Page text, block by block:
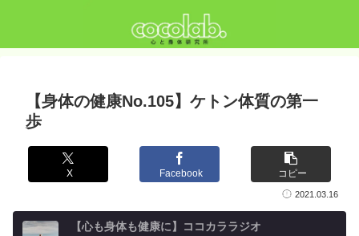
【身体の健康No.105】ケトン体質の第一
歩
X Facebook コピー
2021.03.16
【心も身体も健康に】ココカララジオ